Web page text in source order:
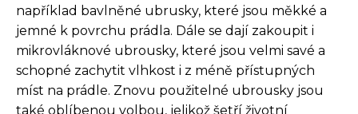
například bavlněné ubrusky, které jsou měkké a
jemné k povrchu prádla. Dále se dají zakoupit i
mikrovláknové ubrousky, které jsou velmi savé a
schopné zachytit vlhkost i z méně přístupných
míst na prádle. Znovu použitelné ubrousky jsou
také oblíbenou volbou, jelikož šetří životní